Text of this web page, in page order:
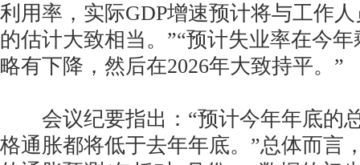
利用率，实际GDP增速预计将与工作
的估计大致相当。”“预计失业率在今
略有下降，然后在2026年大致持平。”
会议纪要指出：“预计今年年底的总
格通胀都将低于去年年底。”总体而言